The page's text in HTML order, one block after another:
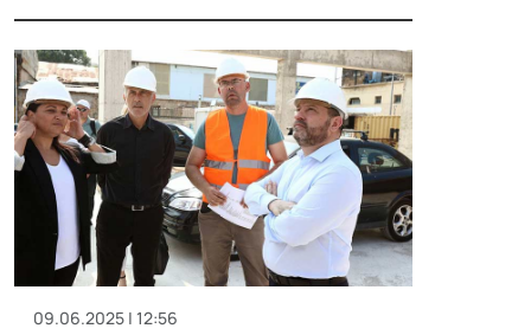
09.06.2025 | 12:56